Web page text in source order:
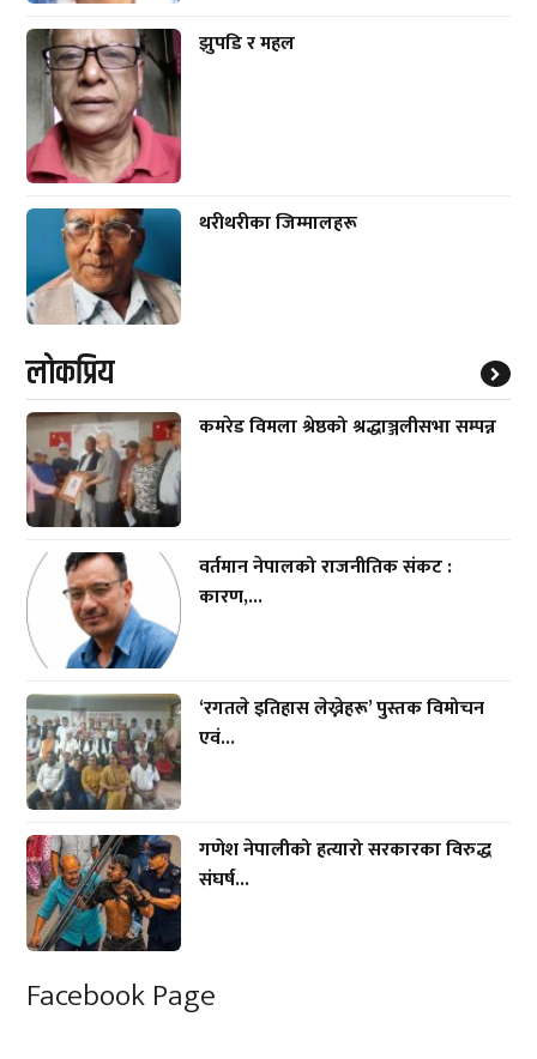
झुपडि र महल
थरीथरीका जिम्मालहरू
लाेकप्रिय
कमरेड विमला श्रेष्ठको श्रद्धाञ्जलीसभा सम्पन्न
वर्तमान नेपालको राजनीतिक संकट :
कारण,...
‘रगतले इतिहास लेख्नेहरू’ पुस्तक विमोचन
एवं...
गणेश नेपालीको हत्यारो सरकारका विरुद्ध
संघर्ष...
Facebook Page